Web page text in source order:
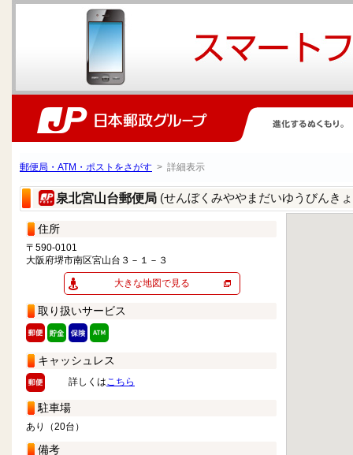
郵便局・ATM・ポストをさがす > 詳細表示
泉北宮山台郵便局 (せんぼくみややまだいゆうびんき
住所
〒590-0101
大阪府堺市南区宮山台３－１－３
大きな地図で見る
取り扱いサービス
キャッシュレス
詳しくはこちら
駐車場
あり（20台）
備考